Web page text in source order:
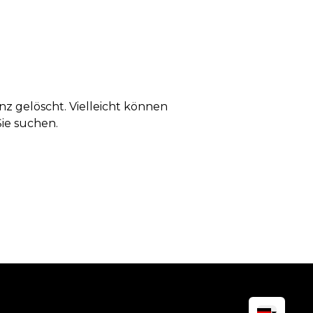
gelöscht. Vielleicht können
suchen.